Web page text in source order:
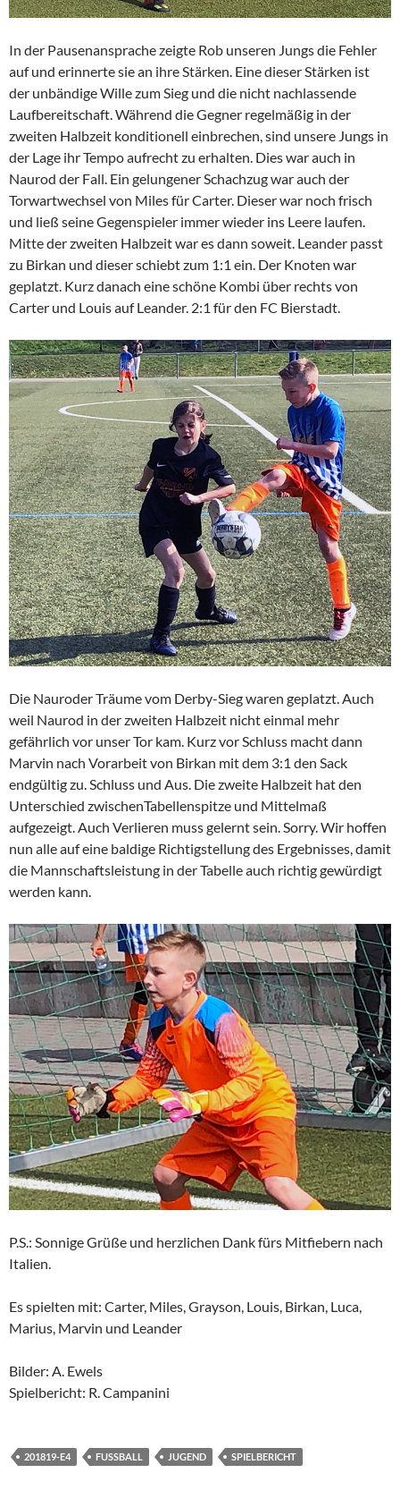
In der Pausenansprache zeigte Rob unseren Jungs die Fehler
auf und erinnerte sie an ihre Stärken. Eine dieser Stärken ist
der unbändige Wille zum Sieg und die nicht nachlassende
Laufbereitschaft. Während die Gegner regelmäßig in der
zweiten Halbzeit konditionell einbrechen, sind unsere Jungs in
der Lage ihr Tempo aufrecht zu erhalten. Dies war auch in
Naurod der Fall. Ein gelungener Schachzug war auch der
Torwartwechsel von Miles für Carter. Dieser war noch frisch
und ließ seine Gegenspieler immer wieder ins Leere laufen.
Mitte der zweiten Halbzeit war es dann soweit. Leander passt
zu Birkan und dieser schiebt zum 1:1 ein. Der Knoten war
geplatzt. Kurz danach eine schöne Kombi über rechts von
Carter und Louis auf Leander. 2:1 für den FC Bierstadt.
Die Nauroder Träume vom Derby-Sieg waren geplatzt. Auch
weil Naurod in der zweiten Halbzeit nicht einmal mehr
gefährlich vor unser Tor kam. Kurz vor Schluss macht dann
Marvin nach Vorarbeit von Birkan mit dem 3:1 den Sack
endgültig zu. Schluss und Aus. Die zweite Halbzeit hat den
Unterschied zwischenTabellenspitze und Mittelmaß
aufgezeigt. Auch Verlieren muss gelernt sein. Sorry. Wir hoffen
nun alle auf eine baldige Richtigstellung des Ergebnisses, damit
die Mannschaftsleistung in der Tabelle auch richtig gewürdigt
werden kann.
P.S.: Sonnige Grüße und herzlichen Dank fürs Mitfiebern nach
Italien.
Es spielten mit: Carter, Miles, Grayson, Louis, Birkan, Luca,
Marius, Marvin und Leander
Bilder: A. Ewels
Spielbericht: R. Campanini
201819-E4 FUSSBALL JUGEND SPIELBERICHT